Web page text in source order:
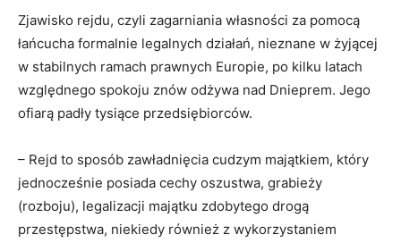
Zjawisko rejdu, czyli zagarniania własności za pomocą
łańcucha formalnie legalnych działań, nieznane w żyjącej
w stabilnych ramach prawnych Europie, po kilku latach
względnego spokoju znów odżywa nad Dnieprem. Jego
ofiarą padły tysiące przedsiębiorców.
– Rejd to sposób zawładnięcia cudzym majątkiem, który
jednocześnie posiada cechy oszustwa, grabieży
(rozboju), legalizacji majątku zdobytego drogą
przestępstwa, niekiedy również z wykorzystaniem